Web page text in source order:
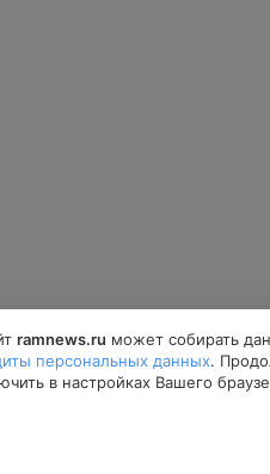
ramnews.ru может собирать
персональных данных.
в настройках Вашего